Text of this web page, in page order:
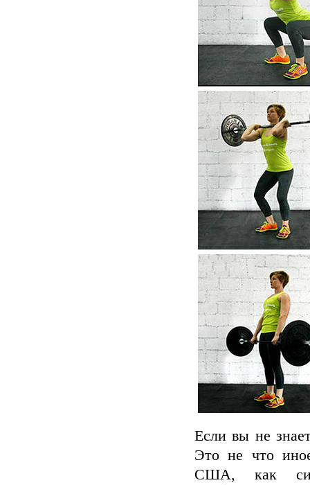
Если вы не
Это не что
США, как